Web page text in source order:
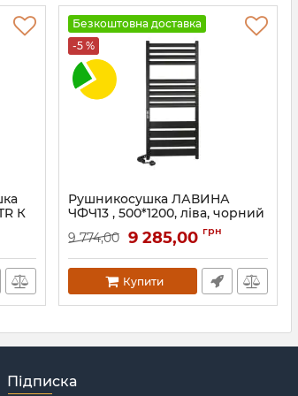
К
Безкоштовна доставка
-5 %
Рушникосушка ЛАВИНА
ЧФЧ13 , 500*1200, ліва, чорний
Артикул:75201093
9 774,00 9 285,00 грн
Купити
Підписка